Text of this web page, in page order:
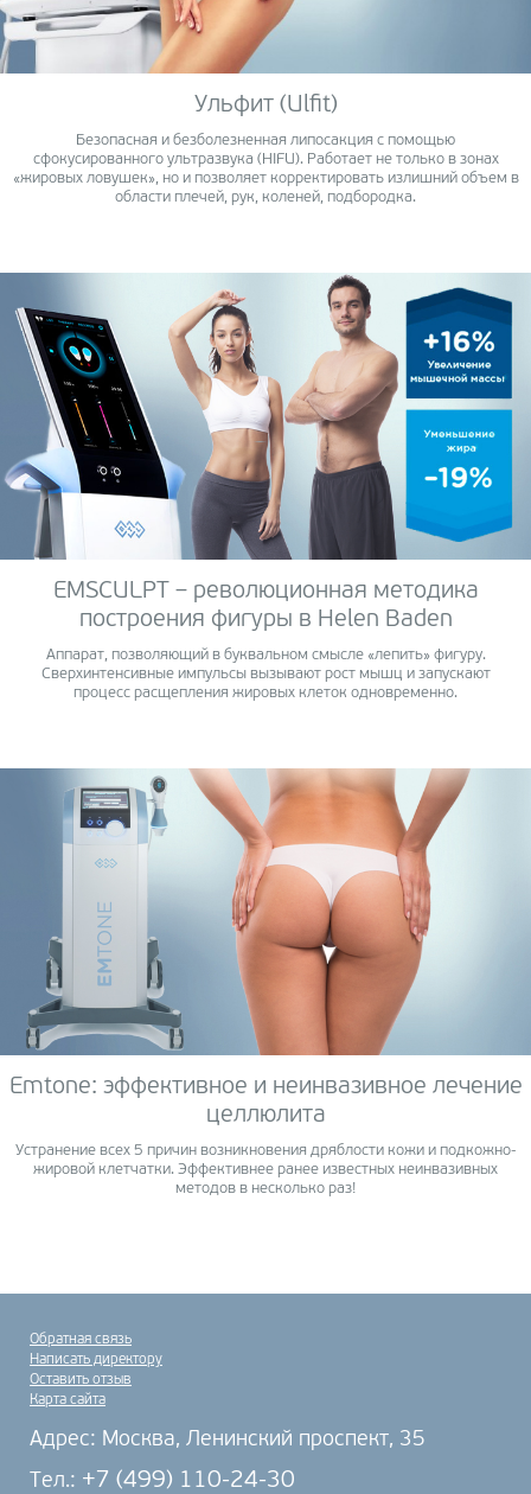
Ульфит (Ulfit)
Безопасная и безболезненная липосакция с помощью
сфокусированного ультразвука (HIFU). Работает не только в зонах
«жировых ловушек», но и позволяет корректировать излишний объем в
области плечей, рук, коленей, подбородка.
EMSCULPT – революционная методика
построения фигуры в Helen Baden
Аппарат, позволяющий в буквальном смысле «лепить» фигуру.
Сверхинтенсивные импульсы вызывают рост мышц и запускают
процесс расщепления жировых клеток одновременно.
Emtone: эффективное и неинвазивное лечение
целлюлита
Устранение всех 5 причин возникновения дряблости кожи и подкожно-
жировой клетчатки. Эффективнее ранее известных неинвазивных
методов в несколько раз!
Обратная связь
Написать директору
Оставить отзыв
Карта сайта
Адрес: Москва, Ленинский проспект, 35
Тел.: +7 (499) 110-24-30